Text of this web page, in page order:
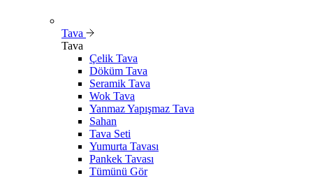
Tava
Tava
Çelik Tava
Döküm Tava
Seramik Tava
Wok Tava
Yanmaz Yapışmaz Tava
Sahan
Tava Seti
Yumurta Tavası
Pankek Tavası
Tümünü Gör